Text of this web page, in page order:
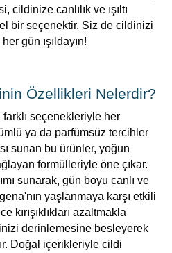
cildinize canlılık ve ışıltı
bir seçenektir. Siz de cildinizi
gün ışıldayın!
Özellikleri Nelerdir?
farklı seçenekleriyle her
ya da parfümsüz tercihler
sunan bu ürünler, yoğun
formülleriyle öne çıkar.
sunarak, gün boyu canlı ve
yaşlanmaya karşı etkili
kırışıklıkları azaltmakla
derinlemesine besleyerek
Doğal içerikleriyle cildi